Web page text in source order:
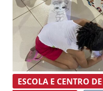
ESCOLA E CENTRO